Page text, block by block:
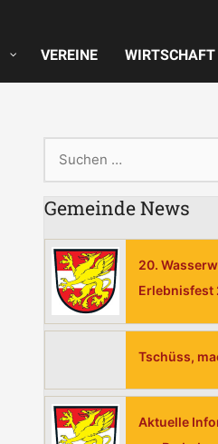
VEREINE WIRTSCHAFT
c
h
n
Gemeinde News
20.
Erlebnisfest
Tschüss,
Aktuelle